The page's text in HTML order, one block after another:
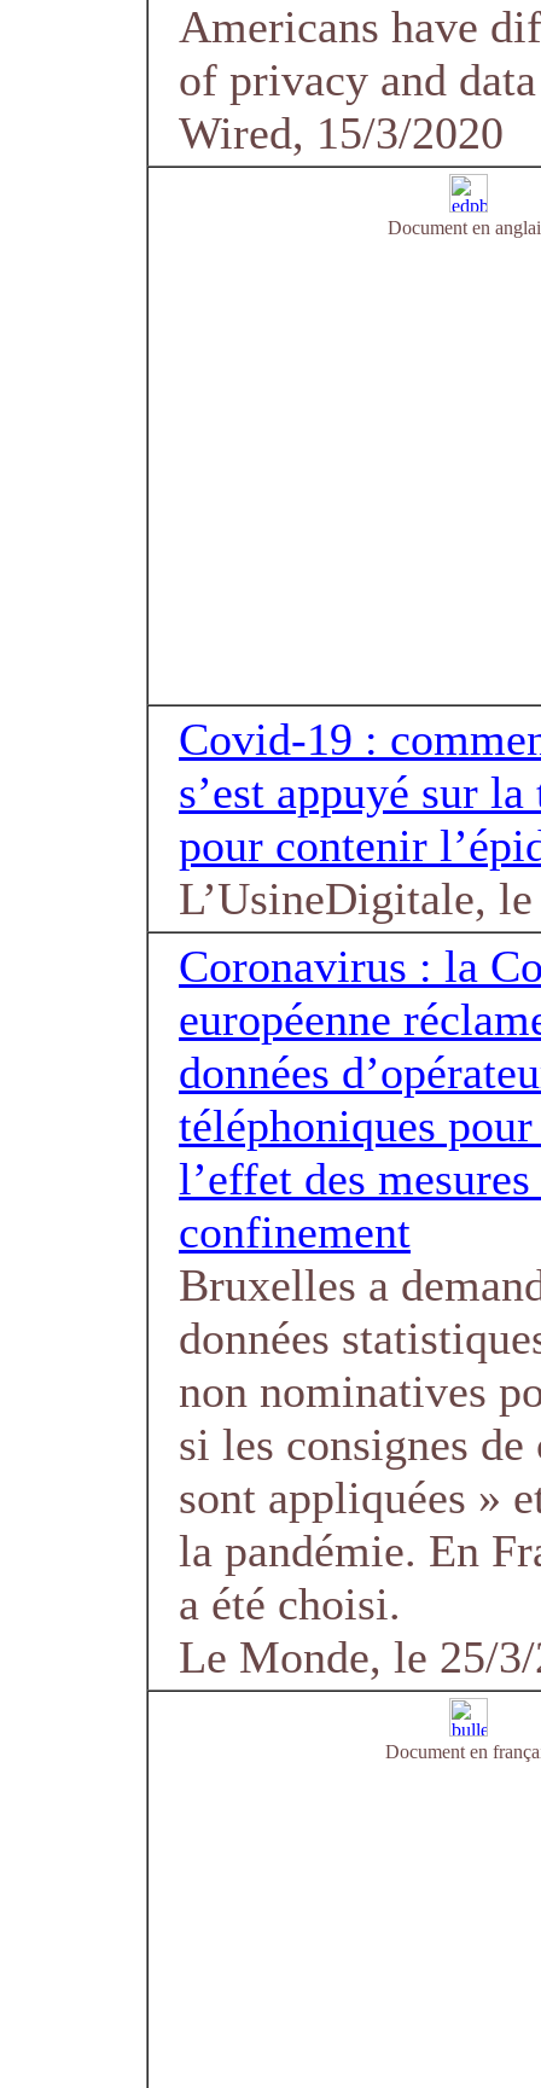
Americans have
of privacy and
Wired, 15/3/2020
Document en
Covid-19 :
s’est appuyé sur
pour contenir
L’UsineDigitale,
Coronavirus : la
européenne
données
téléphoniques
l’effet des mesures
confinement
Bruxelles a
données
non nominatives
si les consignes
sont appliquées »
la pandémie. En
a été choisi.
Le Monde, le 25/
Document en